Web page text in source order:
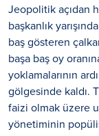
Jeopolitik açıdan
başkanlık
baş gösteren
başa baş oy
yoklamalarının
gölgesinde kaldı.
faizi olmak üzere
yönetiminin